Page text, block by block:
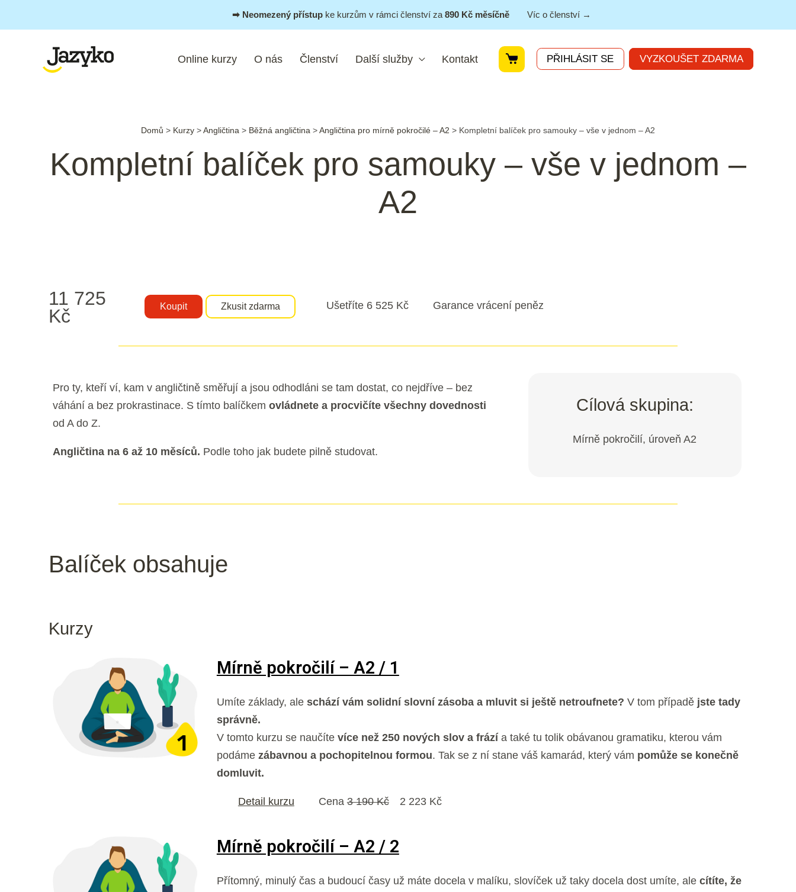
➡︎ Neomezený přístupke kurzům v rámci členství za 890 Kč měsíčně Víc o členství →
Online kurzy O nás Členství Další služby Kontakt PŘIHLÁSIT SE VYZKOUŠET ZDARMA
Domů > Kurzy >Angličtina > Běžná angličtina >Angličtina pro mírně pokročilé – A2 > Kompletní balíček pro samouky – vše v jednom – A2
Kompletní balíček pro samouky – vše v jednom –
A2
11 725
Kč
Koupit Zkusit zdarma Ušetříte 6 525 Kč Garance vrácení peněz
Pro ty, kteří ví, kam v angličtině směřují a jsou odhodláni se tam dostat, co nejdříve – bez
váhání a bez prokrastinace. S tímto balíčkem ovládnete a procvičíte všechny dovednosti
od A do Z.
Angličtina na 6 až 10 měsíců. Podle toho jak budete pilně studovat.
Cílová skupina:
Mírně pokročilí, úroveň A2
Balíček obsahuje
Kurzy
Mírně pokročilí – A2 / 1
Umíte základy, ale schází vám solidní slovní zásoba a mluvit si ještě netroufnete? V tom případě jste tady
správně.
V tomto kurzu se naučíte více než 250 nových slov a frázía také tu tolik obávanou gramatiku, kterou vám
podáme zábavnou a pochopitelnou formou. Tak se z ní stane váš kamarád, který vám pomůže se konečně
domluvit.
Detail kurzu Cena3 190 Kč 2 223 Kč
Mírně pokročilí – A2 / 2
Přítomný, minulý čas a budoucí časy už máte docela v malíku, slovíček už taky docela dost umíte, ale cítíte, že